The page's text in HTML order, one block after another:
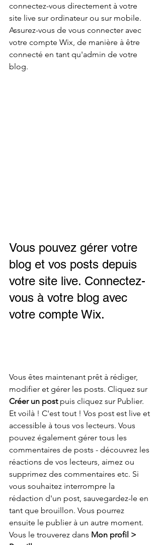
connectez-vous directement à votre
site live sur ordinateur ou sur mobile.
Assurez-vous de vous connecter avec
votre compte Wix, de manière à être
connecté en tant qu'admin de votre
blog.
Vous pouvez gérer votre
blog et vos posts depuis
votre site live. Connectez-
vous à votre blog avec
votre compte Wix.
Vous êtes maintenant prêt à rédiger,
modifier et gérer les posts. Cliquez sur
Créer un post puis cliquez sur Publier.
Et voilà ! C'est tout ! Vos post est live et
accessible à tous vos lecteurs. Vous
pouvez également gérer tous les
commentaires de posts - découvrez les
réactions de vos lecteurs, aimez ou
supprimez des commentaires etc. Si
vous souhaitez interrompre la
rédaction d'un post, sauvegardez-le en
tant que brouillon. Vous pourrez
ensuite le publier à un autre moment.
Vous le trouverez dans Mon profil >